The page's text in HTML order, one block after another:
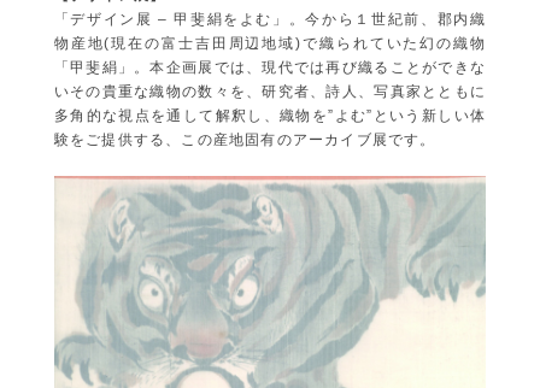
「デザイン展 – 甲斐絹をよむ」。今から１世紀前、郡内織
物産地(現在の富士吉田周辺地域)で織られていた幻の織物
「甲斐絹」。本企画展では、現代では再び織ることができな
いその貴重な織物の数々を、研究者、詩人、写真家とともに
多角的な視点を通して解釈し、織物を”よむ”という新しい体
験をご提供する、この産地固有のアーカイブ展です。